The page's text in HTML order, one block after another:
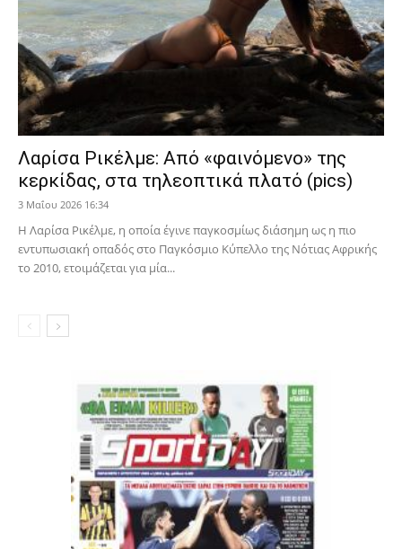
Λαρίσα Ρικέλμε: Από «φαινόμενο» της
κερκίδας, στα τηλεοπτικά πλατό (pics)
3 Μαΐου 2026 16:34
Η Λαρίσα Ρικέλμε, η οποία έγινε παγκοσμίως διάσημη ως η πιο
εντυπωσιακή οπαδός στο Παγκόσμιο Κύπελλο της Νότιας Αφρικής
το 2010, ετοιμάζεται για μία...